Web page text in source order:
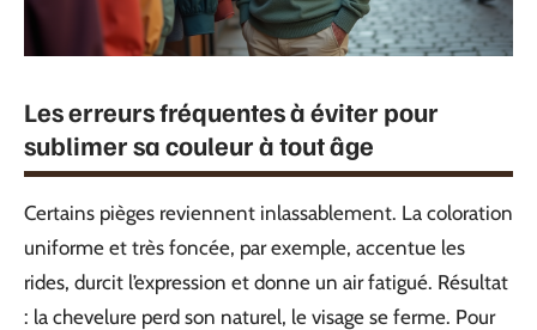
Les erreurs fréquentes à éviter pour
sublimer sa couleur à tout âge
Certains pièges reviennent inlassablement. La coloration
uniforme et très foncée, par exemple, accentue les
rides, durcit l’expression et donne un air fatigué. Résultat
: la chevelure perd son naturel, le visage se ferme. Pour